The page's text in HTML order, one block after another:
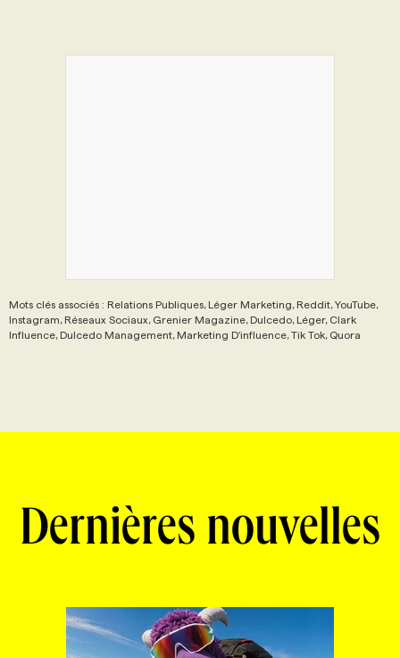
Mots clés associés : Relations Publiques, Léger Marketing, Reddit, YouTube,
Instagram, Réseaux Sociaux, Grenier Magazine, Dulcedo, Léger, Clark
Influence, Dulcedo Management, Marketing D'influence, Tik Tok, Quora
Dernières nouvelles